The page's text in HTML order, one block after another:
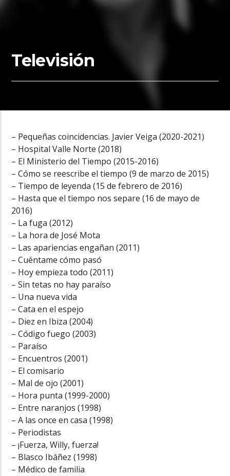
Televisión
– Pequeñas coincidencias. Javier Veiga (2020-2021)
– Hospital Valle Norte (2018)
– El Ministerio del Tiempo (2015-2016)
– Cómo se reescribe el tiempo (9 de marzo de 2015)
– Tiempo de leyenda (15 de febrero de 2016)
– Hasta que el tiempo nos separe (16 de mayo de
2016)
– La fuga (2012)
– La hora de José Mota
– Las apariencias engañan (2011)
– Cuéntame cómo pasó
– Hoy empieza todo (2011)
– Sin tetas no hay paraíso
– Una nueva vida
– Cata en el espejo
– Diez en Ibiza (2004)
– Código fuego (2003)
– Paraíso
– Encuentros (2001)
– El comisario
– Mal de ojo (2001)
– Hora punta (1999-2000)
– Entre naranjos (1998)
– A las once en casa (1998)
– Periodistas
– ¡Fuerza, Willy, fuerza!
– Blasco Ibáñez (1998)
– Médico de familia